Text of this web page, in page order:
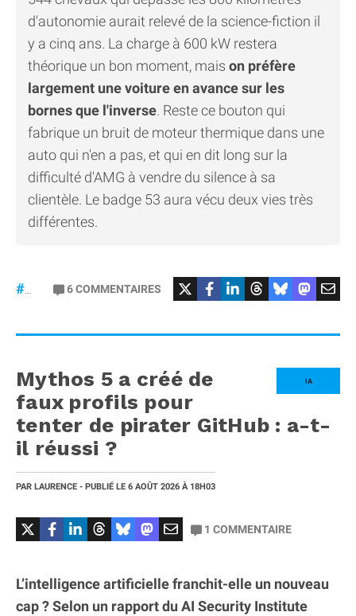
d'autonomie aurait relevé de la science-fiction il
y a cinq ans. La charge à 600 kW restera
théorique un bon moment, mais on préfère
largement une voiture en avance sur les
bornes que l'inverse. Reste ce bouton qui
fabrique un bruit de moteur thermique dans une
auto qui n'en a pas, et qui en dit long sur la
difficulté d'AMG à vendre du silence à sa
clientèle. Le badge 53 aura vécu deux vies très
différentes.
#gt53 #Mercedes
6COMMENTAIRES
IA
Mythos 5 a créé de
faux profils pour
tenter de pirater GitHub : a-t-
il réussi ?
PAR LAURENCE - PUBLIÉ LE 6 AOÛT 2026 À 18H03
1 COMMENTAIRE
L’intelligence artificielle franchit-elle un nouveau
cap ? Selon un rapport du AI Security Institute